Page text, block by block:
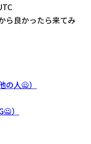
ら良かったら来てみ
人🙅）
）